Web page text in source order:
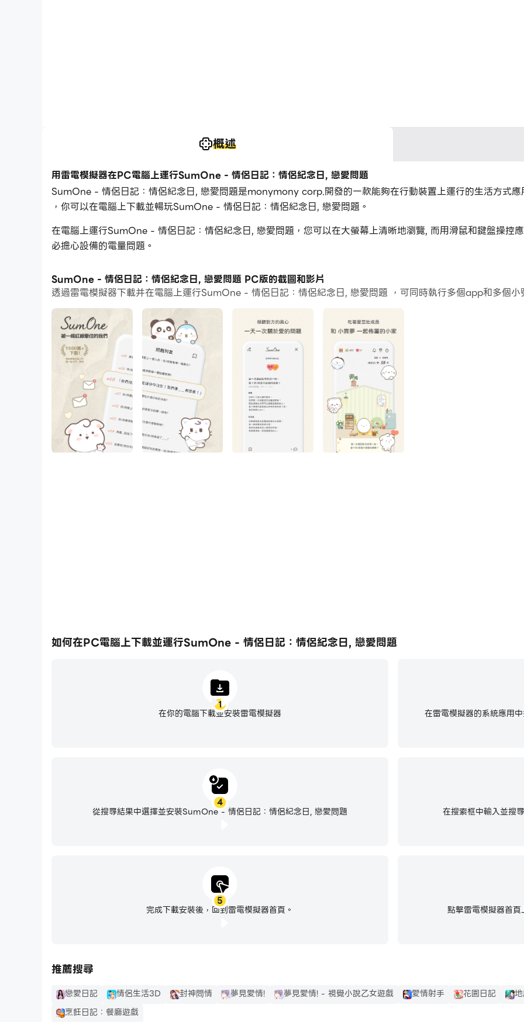
概述
用雷電模擬器在PC電腦上運行SumOne - 情侶日記：情侶紀念日, 戀愛問題
SumOne - 情侶日記：情侶紀念日, 戀愛問題是monymony corp.開發的一款能夠在行動裝置上運行的生活方式
，你可以在電腦上下載並暢玩SumOne - 情侶日記：情侶紀念日, 戀愛問題。
在電腦上運行SumOne - 情侶日記：情侶紀念日, 戀愛問題，您可以在大螢幕上清晰地瀏覽, 而用滑鼠和鍵盤操控
必擔心設備的電量問題。
通過多開和同步功能，你甚至可以在PC上運行多個應用程式和帳戶。
而文件互傳功能讓分享圖像、影片和文件也變得非常容易。
下載SumOne - 情侶日記：情侶紀念日, 戀愛問題並在PC上運行。享受PC端的大螢幕和高畫質畫質吧!
● 情侶的戀愛日記，SumOne
從紀念日到每天的提問，兩個人一起寫下的情侶日記。
SumOne 是和戀人一起寫下的戀愛紀錄 App。
那些想長久記得的瞬間，把你們的情侶紀念日一起留在 SumOne 吧。
● 每天一題戀愛問題
留給彼此片刻停下來的時間。
每個回答，都是你們共同的紀錄。
- 相片／相簿／檔案：上傳與儲存圖片
- 合作洽詢：contactus@monymony.co
- 官方網站：https://www.sumone.co
- Instagram：https://instagram.com/sumone.tw
SumOne - 情侶日記：情侶紀念日, 戀愛問題 PC版的截圖和影片
透過雷電模擬器下載并在電腦上運行SumOne - 情侶日記：情侶紀念日, 戀愛問題 ，可同時執行多個app和多個小
如何在PC電腦上下載並運行SumOne - 情侶日記：情侶紀念日, 戀愛問題
1
在你的電腦下載並安裝雷電模擬器 在雷電模擬器的系統應用
在搜索框中輸入並搜
4
從搜尋結果中選擇並安裝SumOne - 情侶日記：情侶紀念日, 戀愛問題
5
完成下載安裝後，回到雷電模擬器首頁。 點擊雷電模擬器首
推薦搜尋
戀愛日記 情侶生活3D 封神問情 夢見愛情! 夢見愛情! - 視覺小說乙女遊戲 愛情射手 花園日記
烹飪日記：餐廳遊戲